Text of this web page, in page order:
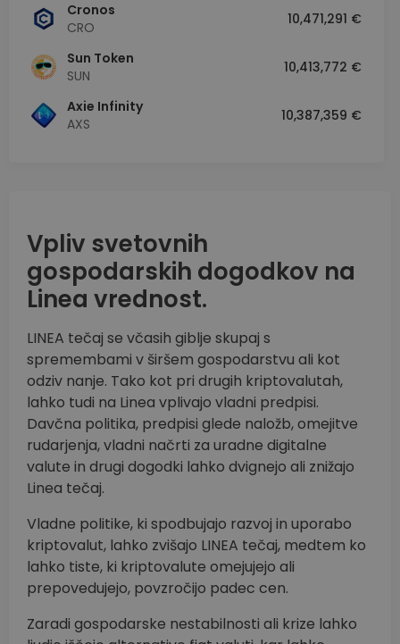
Cronos
CRO
10,471,291 €
Sun Token
SUN
10,413,772 €
Axie Infinity
AXS
10,387,359 €
Vpliv svetovnih
gospodarskih dogodkov na
Linea vrednost.
LINEA tečaj se včasih giblje skupaj s
spremembami v širšem gospodarstvu ali kot
odziv nanje. Tako kot pri drugih kriptovalutah,
lahko tudi na Linea vplivajo vladni predpisi.
Davčna politika, predpisi glede naložb, omejitve
rudarjenja, vladni načrti za uradne digitalne
valute in drugi dogodki lahko dvignejo ali znižajo
Linea tečaj.
Vladne politike, ki spodbujajo razvoj in uporabo
kriptovalut, lahko zvišajo LINEA tečaj, medtem ko
lahko tiste, ki kriptovalute omejujejo ali
prepovedujejo, povzročijo padec cen.
Zaradi gospodarske nestabilnosti ali krize lahko